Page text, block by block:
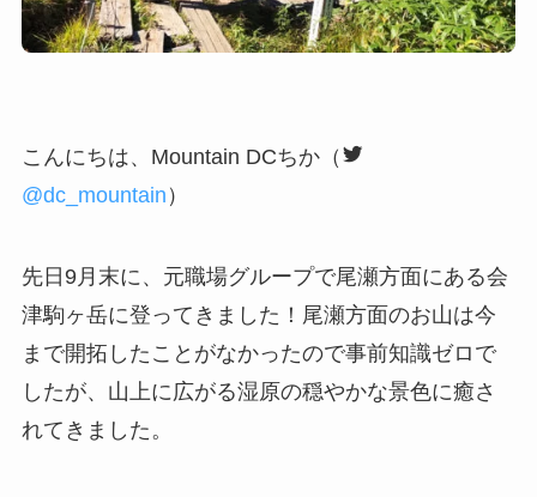
こんにちは、Mountain DCちか（
@dc_mountain ）
先日9月末に、元職場グループで尾瀬方面にある会
津駒ヶ岳に登ってきました！尾瀬方面のお山は今
まで開拓したことがなかったので事前知識ゼロで
したが、山上に広がる湿原の穏やかな景色に癒さ
れてきました。